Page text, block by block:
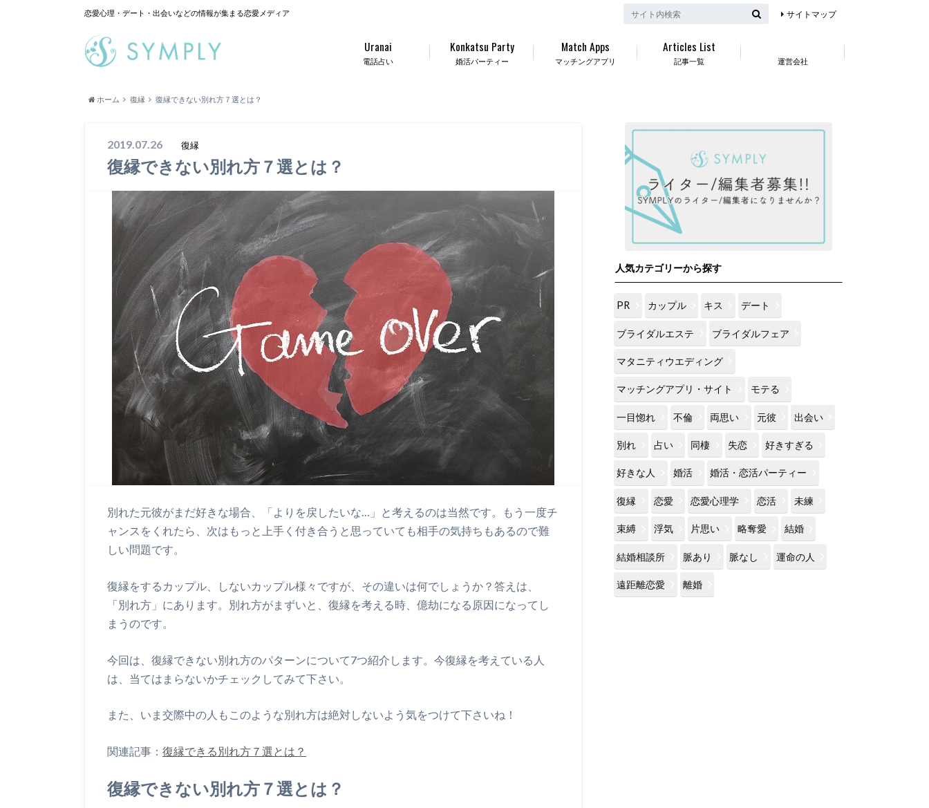
恋愛心理・デート・出会いなどの情報が集まる恋愛メディア サイトマップ
電話占い
Uranai
婚活パーティー
Konkatsu Party
マッチングアプリ
Match Apps
記事一覧
Articles List
運営会社
ホーム 復縁 復縁できない別れ方７選とは？
2019.07.26 復縁
復縁できない別れ方７選とは？
別れた元彼がまだ好きな場合、「よりを戻したいな…」と考えるのは当然です。もう一度チ
ャンスをくれたら、次はもっと上手く付き合うと思っていても相手の気持ちもあるので難
しい問題です。
復縁をするカップル、しないカップル様々ですが、その違いは何でしょうか？答えは、
「別れ方」にあります。別れ方がまずいと、復縁を考える時、億劫になる原因になってし
まうのです。
今回は、復縁できない別れ方のパターンについて7つ紹介します。今復縁を考えている人
は、当てはまらないかチェックしてみて下さい。
また、いま交際中の人もこのような別れ方は絶対しないよう気をつけて下さいね！
関連記事： 復縁できる別れ方７選とは？
復縁できない別れ方７選とは？
人気カテゴリーから探す
PR カップル キス デート
ブライダルエステ ブライダルフェア
マタニティウエディング
マッチングアプリ・サイト モテる
一目惚れ 不倫 両思い 元彼 出会い
別れ 占い 同棲 失恋 好きすぎる
好きな人 婚活 婚活・恋活パーティー
復縁 恋愛 恋愛心理学 恋活 未練
束縛 浮気 片思い 略奪愛 結婚
結婚相談所 脈あり 脈なし 運命の人
遠距離恋愛 離婚